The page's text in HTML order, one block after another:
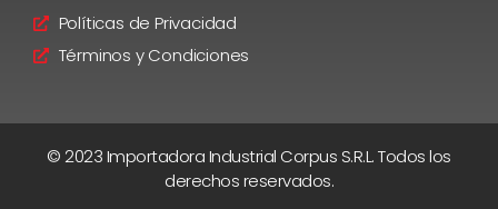
Políticas de Privacidad
Términos y Condiciones
© 2023 Importadora Industrial Corpus S.R.L. Todos los
derechos reservados.